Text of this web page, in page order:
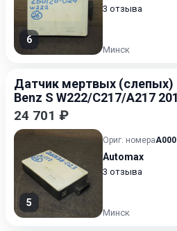
6
3 отзыва
Минск
Датчик мертвых (слепых)
Benz S W222/C217/A217
24 701 ₽
5
Ориг. номера
Automax
3 отзыва
Минск